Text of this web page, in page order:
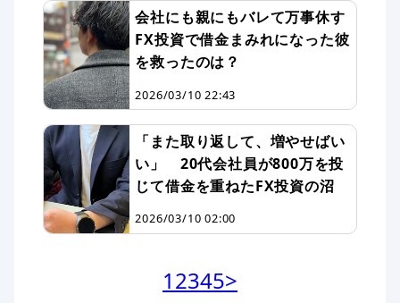
会社にも親にもバレて万事休す
FX投資で借金まみれになった彼
を救ったのは？
2026/03/10 22:43
「また取り返して、増やせばい
い」 20代会社員が800万を投
じて借金を重ねたFX投資の沼
2026/03/10 02:00
12345>